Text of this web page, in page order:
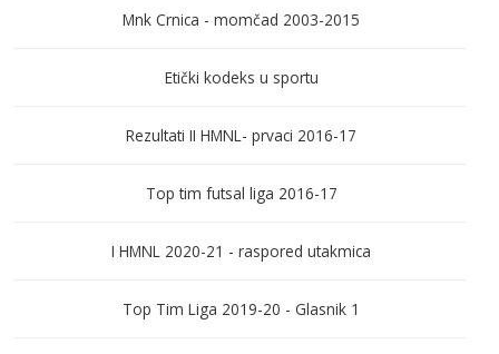
Mnk Crnica - momčad 2003-2015
Etički kodeks u sportu
Rezultati II HMNL- prvaci 2016-17
Top tim futsal liga 2016-17
I HMNL 2020-21 - raspored utakmica
Top Tim Liga 2019-20 - Glasnik 1